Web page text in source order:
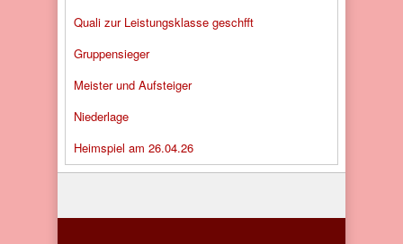
Quali zur Leistungsklasse geschfft
Gruppensieger
Meister und Aufsteiger
Niederlage
Heimspiel am 26.04.26